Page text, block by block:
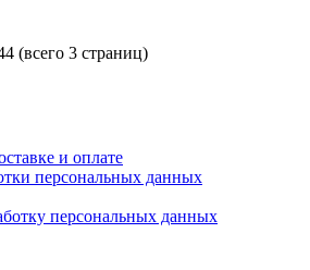
(всего 3 страниц)
и оплате
персональных данных
персональных данных